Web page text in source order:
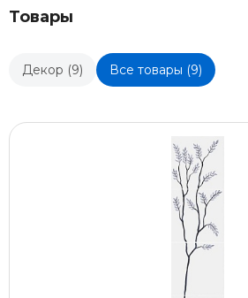
Товары
Декор (9) Все товары (9)